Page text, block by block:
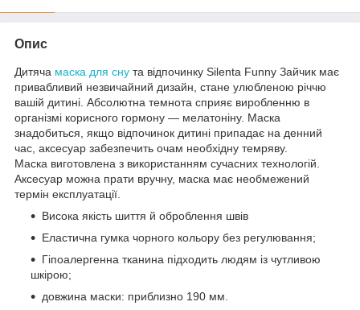
Опис
Дитяча маска для сну та відпочинку Silenta Funny Зайчик має
привабливий незвичайний дизайн, стане улюбленою річчю
вашій дитині. Абсолютна темнота сприяє виробленню в
організмі корисного гормону — мелатоніну. Маска
знадобиться, якщо відпочинок дитині припадає на денний
час, аксесуар забезпечить очам необхідну темряву.
Маска виготовлена з використанням сучасних технологій.
Аксесуар можна прати вручну, маска має необмежений
термін експлуатації.
Висока якість шиття й оброблення швів
Еластична гумка чорного кольору без регулювання;
Гіпоалергенна тканина підходить людям із чутливою
шкірою;
довжина маски: приблизно 190 мм.